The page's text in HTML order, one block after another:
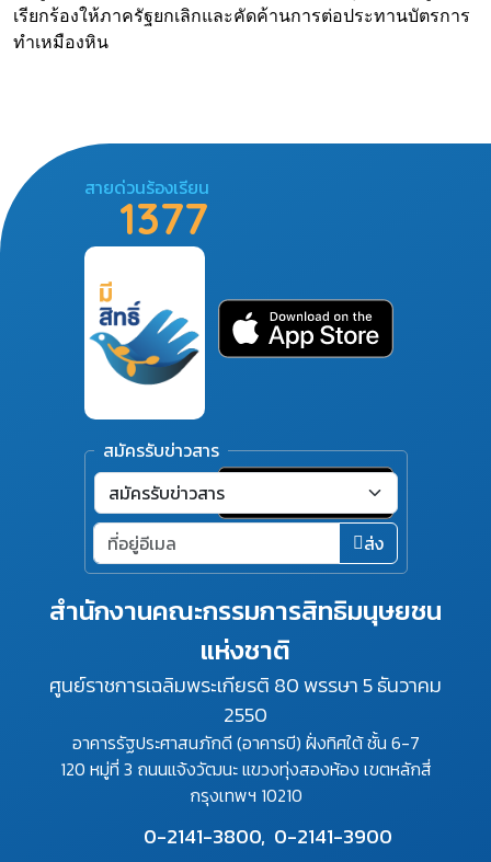
เรียกร้องให้ภาครัฐยกเลิกและคัดค้านการต่อประทานบัตรการ
ทำเหมืองหิน
สำนักงานคณะกรรมการสิทธิมนุษยชน
แห่งชาติ
ศูนย์ราชการเฉลิมพระเกียรติ 80 พรรษา 5 ธันวาคม
2550
อาคารรัฐประศาสนภักดี (อาคารบี) ฝั่งทิศใต้ ชั้น 6-7
120 หมู่ที่ 3 ถนนแจ้งวัฒนะ แขวงทุ่งสองห้อง เขตหลักสี่
กรุงเทพฯ 10210
0-2141-3800, 0-2141-3900
สายด่วนร้องเรียน
1377
สมัครรับข่าวสาร
ส่ง